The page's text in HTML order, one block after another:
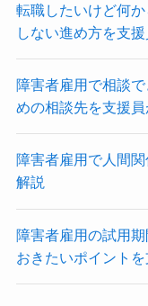
転職したいけど何
しない進め方を支
障害者雇用で相談
めの相談先を支援員
障害者雇用で人間
解説
障害者雇用の試用
おきたいポイント